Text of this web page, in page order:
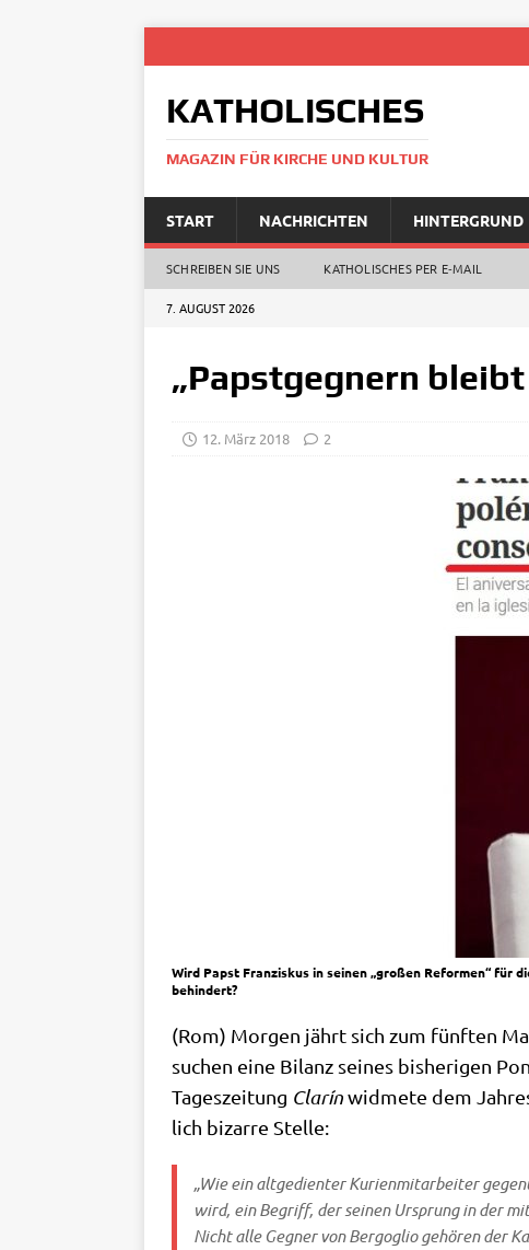
KATHOLISCHES
MAGAZIN FÜR KIRCHE UND KULTUR
START NACHRICHTEN HINTERGRUND
SCHREIBEN SIE UNS KATHOLISCHES PER E‑MAIL
7. AUGUST 2026
„Papstgegnern
12. März 2018 2
Wird Papst Franziskus in seinen „großen Reformen“ für
behindert?
(Rom) Mor­gen jährt sich zum fünf­ten
su­chen eine Bilanz sei­nes bis­he­ri­gen
Tages­zei­tung Cla­rínwid­me­te dem
lich bizar­re Stelle:
„Wie ein alt­ge­dien­ter Kuri­en­mit­ar­bei­ter
wird, ein Begriff, der sei­nen Ursprung in der
Nicht alle Geg­ner von Berg­o­glio gehö­ren der